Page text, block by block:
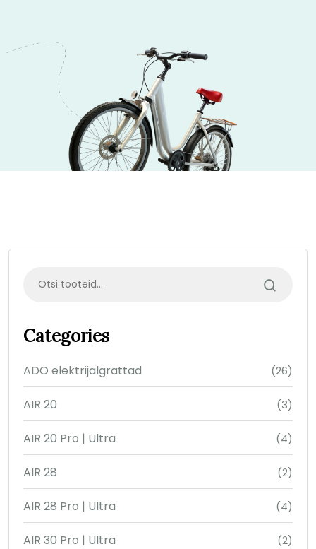
Categories
ADO elektrijalgrattad (26)
AIR 20 (3)
AIR 20 Pro | Ultra (4)
AIR 28 (2)
AIR 28 Pro | Ultra (4)
AIR 30 Pro | Ultra (2)